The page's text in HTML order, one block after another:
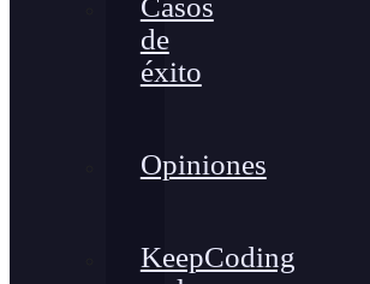
Casos
de
éxito
Opiniones
KeepCoding